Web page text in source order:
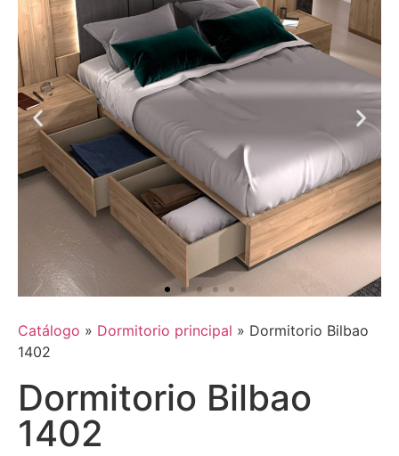
Catálogo » Dormitorio principal » Dormitorio Bilbao
1402
Dormitorio Bilbao
1402